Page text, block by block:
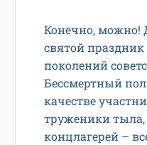
Конечно, можно!
святой
поколений
Бессмертный
качестве
труженики
концлагерей –